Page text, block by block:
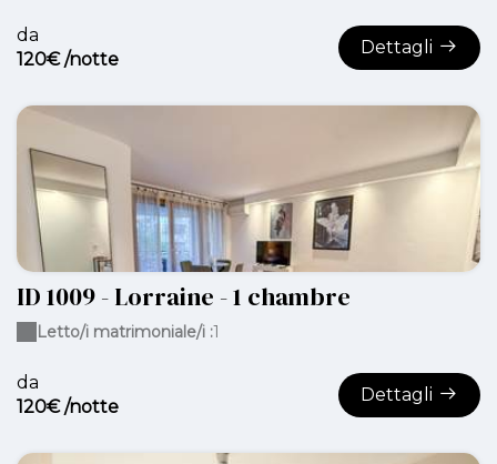
da
120€ /notte
Dettagli
ID 1009 - Lorraine - 1 chambre
da
120€ /notte
Dettagli
Letto/i matrimoniale/i :1